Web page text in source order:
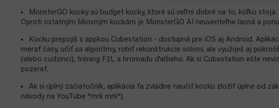
MonsterGO kocky sú budget kocky, ktoré sú veľmi dobré na to, koľko
Oproti ostatným šikovným kockám je MonsterGO AI neuveriteľne lacná a
Kocku prepojíš s appkou Cubestation - dostupná pre iOS aj Android.
merať časy, učiť sa algoritmy, robiť rekonštrukcie solvov, ale využiješ aj
(alebo cudzinci), tréning F2L a hromadu ďalšieho. Ak si Cubestation ešte
pozerať.
Ak si úplný začiatočník, aplikácia ťa zvládne naučiť kocku zložiť úplne od
návody na YouTube *mrk mrk*).